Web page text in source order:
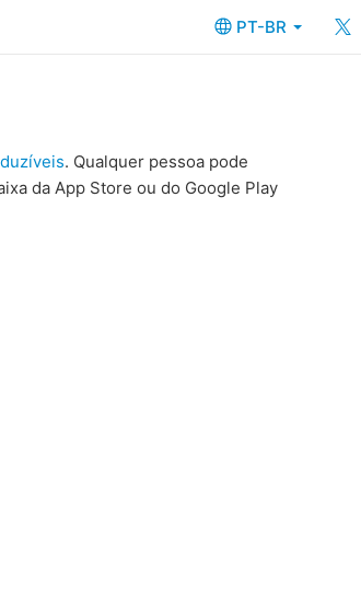
PT-BR
. Qualquer pessoa pode
da App Store ou do Google Play